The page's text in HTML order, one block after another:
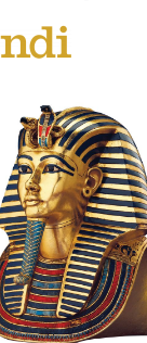
overslaan